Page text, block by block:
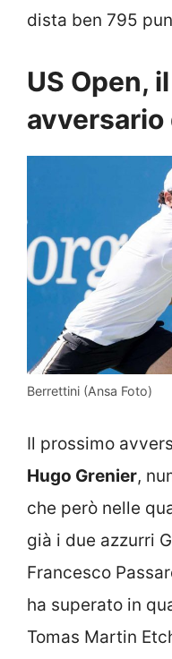
dista ben 795
US Open,
Berrettini (Ansa Foto)
Il prossimo
Hugo Grenier,
che però nelle
già i due azzurri
Francesco
ha superato in
Tomas Martin